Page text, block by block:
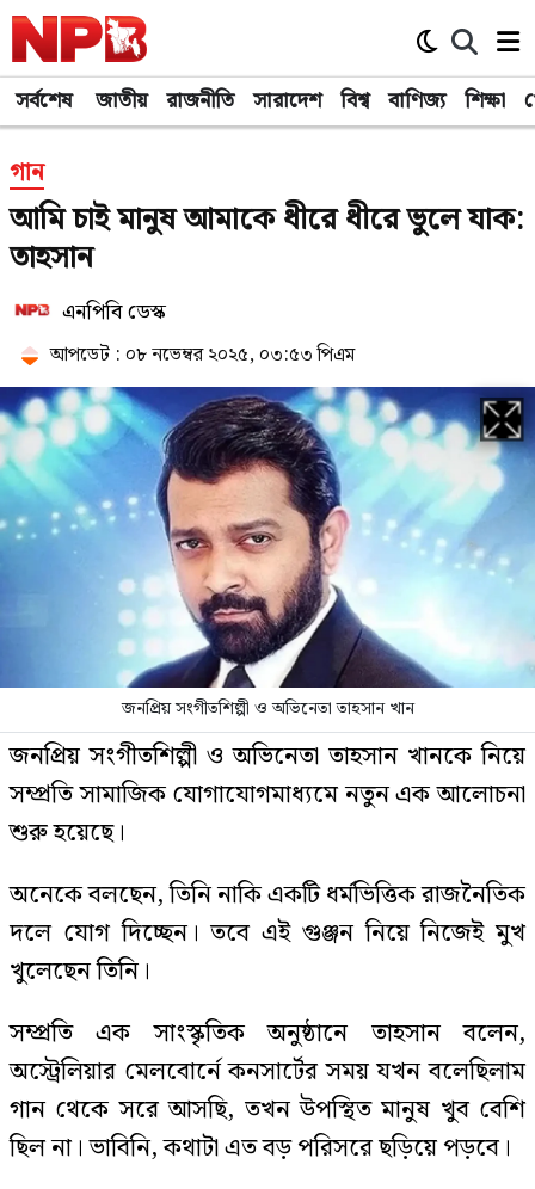
সর্বশেষ জাতীয় রাজনীতি সারাদেশ বিশ্ব বাণিজ্য শিক্ষা
গান
আমি চাই মানুষ আমাকে ধীরে ধীরে ভুলে যাক:
তাহসান
এনপিবি ডেস্ক
আপডেট : ০৮ নভেম্বর ২০২৫, ০৩:৫৩ পিএম
জনপ্রিয় সংগীতশিল্পী ও অভিনেতা তাহসান খান
জনপ্রিয় সংগীতশিল্পী ও অভিনেতা তাহসান খানকে নিয়ে
সম্প্রতি সামাজিক যোগাযোগমাধ্যমে নতুন এক আলোচনা
শুরু হয়েছে।
অনেকে বলছেন, তিনি নাকি একটি ধর্মভিত্তিক রাজনৈতিক
দলে যোগ দিচ্ছেন। তবে এই গুঞ্জন নিয়ে নিজেই মুখ
খুলেছেন তিনি।
সম্প্রতি এক সাংস্কৃতিক অনুষ্ঠানে তাহসান বলেন,
অস্ট্রেলিয়ার মেলবোর্নে কনসার্টের সময় যখন বলেছিলাম
গান থেকে সরে আসছি, তখন উপস্থিত মানুষ খুব বেশি
ছিল না। ভাবিনি, কথাটা এত বড় পরিসরে ছড়িয়ে পড়বে।